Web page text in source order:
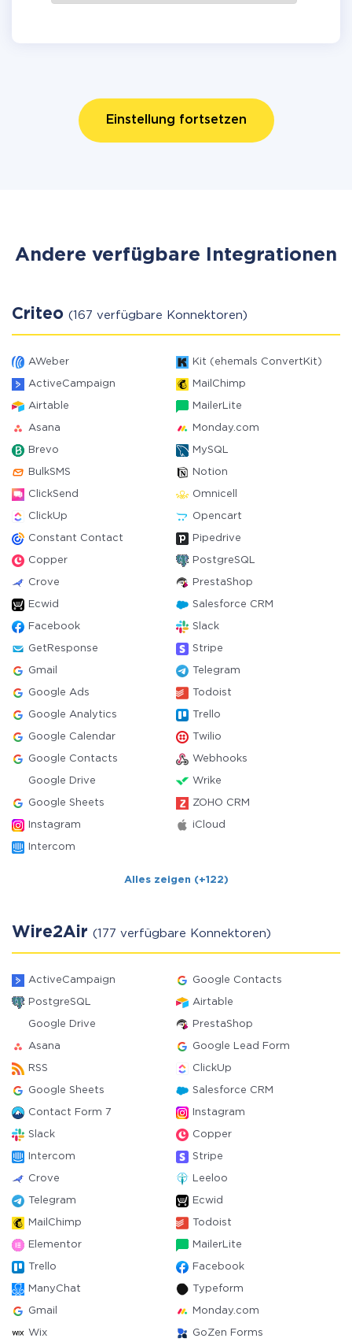
Einstellung fortsetzen
Andere verfügbare Integrationen
Criteo (167 verfügbare Konnektoren)
AWeber Kit (ehemals ConvertKit)
ActiveCampaign MailChimp
Airtable MailerLite
Asana Monday.com
Brevo MySQL
BulkSMS Notion
ClickSend Omnicell
ClickUp Opencart
Constant Contact Pipedrive
Copper PostgreSQL
Crove PrestaShop
Ecwid Salesforce CRM
Facebook Slack
GetResponse Stripe
Gmail Telegram
Google Ads Todoist
Google Analytics Trello
Google Calendar Twilio
Google Contacts Webhooks
Google Drive Wrike
Google Sheets ZOHO CRM
Instagram iCloud
Intercom
Alles zeigen (+122)
Wire2Air (177 verfügbare Konnektoren)
ActiveCampaign Google Contacts
PostgreSQL Airtable
Google Drive PrestaShop
Asana Google Lead Form
RSS ClickUp
Google Sheets Salesforce CRM
Contact Form 7 Instagram
Slack Copper
Intercom Stripe
Crove Leeloo
Telegram Ecwid
MailChimp Todoist
Elementor MailerLite
Trello Facebook
ManyChat Typeform
Gmail Monday.com
Wix GoZen Forms